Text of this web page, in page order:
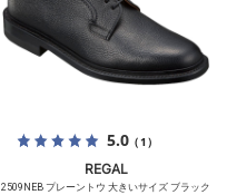
5.0（1）
REGAL
2509NEB プレーントウ 大きいサイズ ブラック